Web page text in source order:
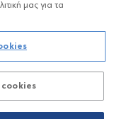
ΑΕΔΑΚ
Δεδομένων
μας για τα